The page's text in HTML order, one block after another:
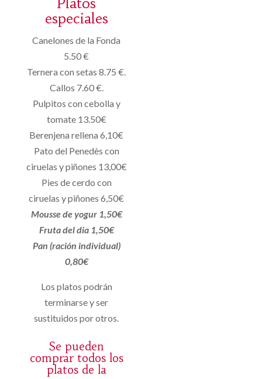
especiales
Canelones de la Fonda
5.50 €
Ternera con setas 8.75 €.
Callos 7.60 €.
Pulpitos con cebolla y
tomate 13.50€
Berenjena rellena 6,10€
Pato del Penedès con
ciruelas y piñones 13,00€
Pies de cerdo con
ciruelas y piñones 6,50€
Mousse de yogur 1,50€
Fruta del dia 1,50€
Pan (ración individual)
0,80€
Los platos podrán
terminarse y ser
sustituidos por otros.
Se pueden
comprar todos los
platos de la